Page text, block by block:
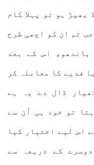
ہو تو پہلا کام
تم ان کو اچھی طرح
اس کے بعد
فدیے کا معاملہ کر
ڈال دے یہ ہے
تو خود ہی اُن سے
اس لیے اختیار کیا
کے ذریعہ سے